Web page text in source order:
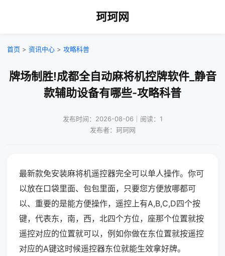
珂珂网
首页 > 资讯中心 > 攻略科普
牌场制胜!成都全自动麻将机控牌软件_静音
款辅助设备有哪些-攻略科普
发布时间：2026-08-06｜阅读：1
发布者：珂珂网
最新款免安装麻将机遥控器完全可以单人操作。你可
以放在口袋里面、包包里面，只要您方便放哪都可
以、重要的是能方便操作，遥控上有A,B,C,D四个按
键，代表东，南，西，北四个方位，座那个位置就按
遥控对应的位置就可以，例如你做在东位置就按遥控
对应的A键这时候遥控器东位就能生效拿好牌。